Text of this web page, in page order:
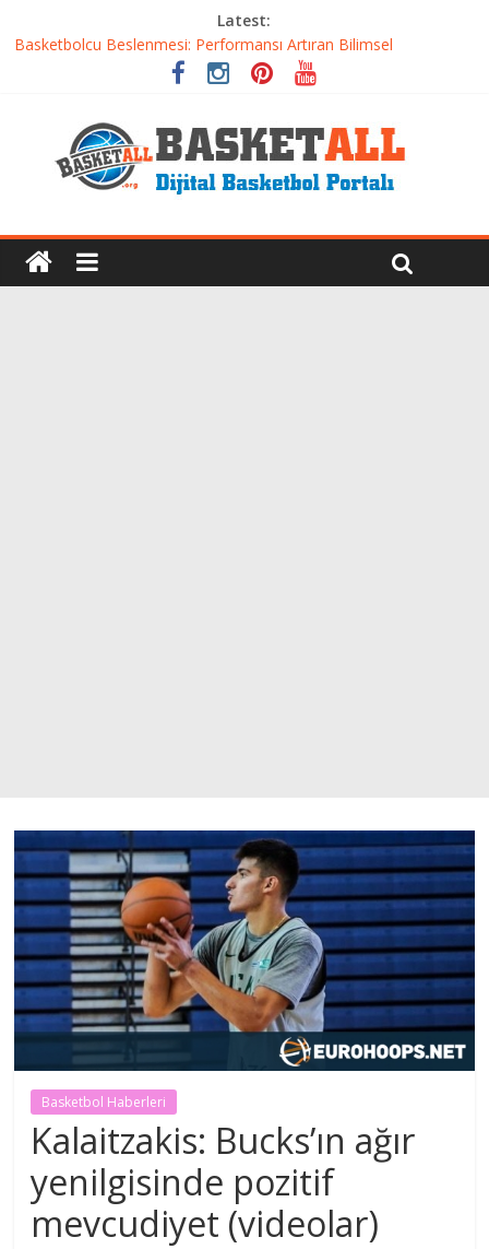
Latest:
Basketbolcu Beslenmesi: Performansı Artıran Bilimsel
Basketbolda Şut Antrenmanı ve Grafik Oluşturma
Dünyanın En İyi Basketbol Takımı: Gerçek Şampiyon Kim?
Etkili Basketbol Antrenmanı Nasıl Olmalı
Basketbol Haberleri
Kalaitzakis: Bucks’ın ağır
yenilgisinde pozitif
mevcudiyet (videolar)